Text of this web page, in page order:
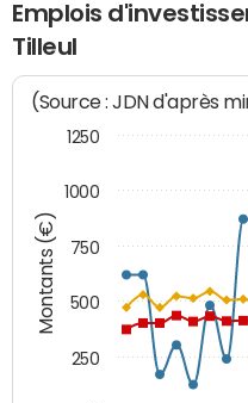
Emplois
Tilleul
Montants (€)
(Source : JDN d'après
250
500
750
1000
1250